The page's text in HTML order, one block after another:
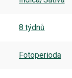
8 týdnů
Fotoperioda